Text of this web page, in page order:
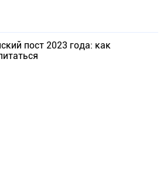
пост 2023 года: как